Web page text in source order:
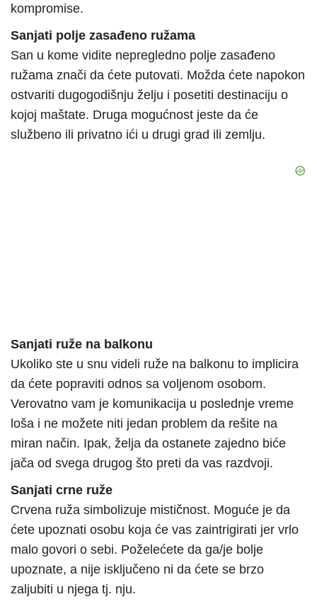
kompromise.
Sanjati polje zasađeno ružama
San u kome vidite nepregledno polje zasađeno
ružama znači da ćete putovati. Možda ćete napokon
ostvariti dugogodišnju želju i posetiti destinaciju o
kojoj maštate. Druga mogućnost jeste da će
službeno ili privatno ići u drugi grad ili zemlju.
Sanjati ruže na balkonu
Ukoliko ste u snu videli ruže na balkonu to implicira
da ćete popraviti odnos sa voljenom osobom.
Verovatno vam je komunikacija u poslednje vreme
loša i ne možete niti jedan problem da rešite na
miran način. Ipak, želja da ostanete zajedno biće
jača od svega drugog što preti da vas razdvoji.
Sanjati crne ruže
Crvena ruža simbolizuje mističnost. Moguće je da
ćete upoznati osobu koja će vas zaintrigirati jer vrlo
malo govori o sebi. Poželećete da ga/je bolje
upoznate, a nije isključeno ni da ćete se brzo
zaljubiti u njega tj. nju.